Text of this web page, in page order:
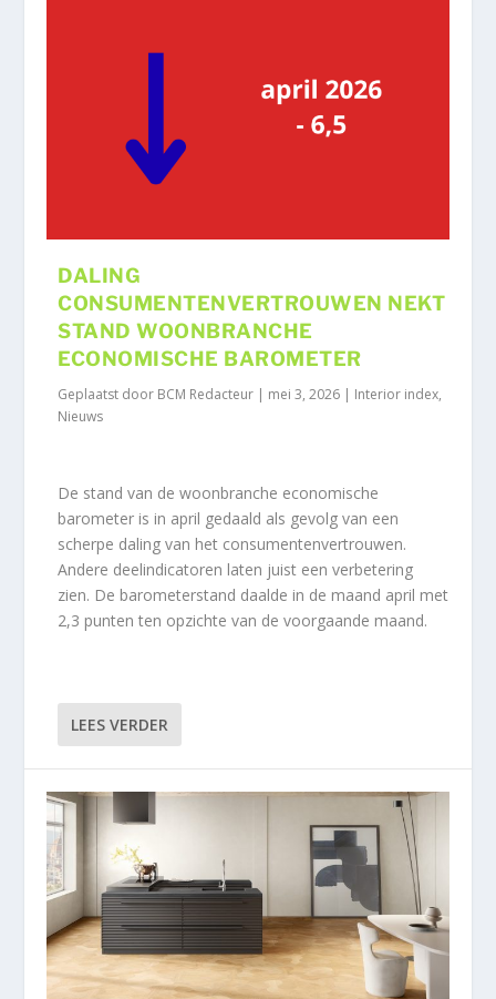
DALING
CONSUMENTENVERTROUWEN NEKT
STAND WOONBRANCHE
ECONOMISCHE BAROMETER
Geplaatst door BCM Redacteur | mei 3, 2026 | Interior index,
Nieuws
De stand van de woonbranche economische
barometer is in april gedaald als gevolg van een
scherpe daling van het consumentenvertrouwen.
Andere deelindicatoren laten juist een verbetering
zien. De barometerstand daalde in de maand april met
2,3 punten ten opzichte van de voorgaande maand.
LEES VERDER